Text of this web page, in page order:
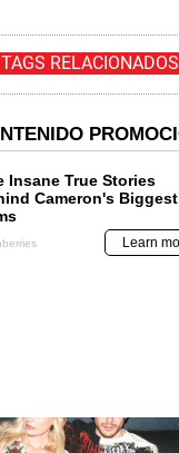
TAGS RELACIONADOS